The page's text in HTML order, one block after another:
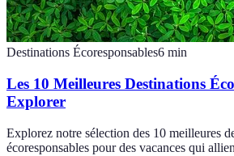
Destinations Écoresponsables6 min
Les 10 Meilleures Destinations
Explorer
Explorez notre sélection des 10 meilleures
écoresponsables pour des vacances qui